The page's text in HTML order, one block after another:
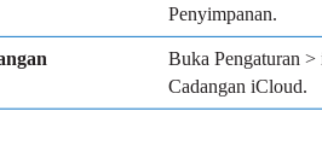
Penyimpanan.
Buka Pengaturan
Cadangan iCloud.